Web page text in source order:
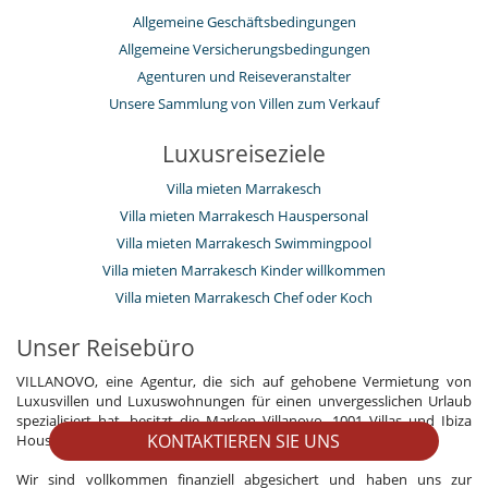
KONTAKTIEREN SIE UNS
Allgemeine Geschäftsbedingungen
Allgemeine Versicherungsbedingungen
Agenturen und Reiseveranstalter
Unsere Sammlung von Villen zum Verkauf
Luxusreiseziele
Villa mieten Marrakesch
Villa mieten Marrakesch Hauspersonal
Villa mieten Marrakesch Swimmingpool
Villa mieten Marrakesch Kinder willkommen
Villa mieten Marrakesch Chef oder Koch
Unser Reisebüro
VILLANOVO, eine Agentur, die sich auf gehobene Vermietung von
Luxusvillen und Luxuswohnungen für einen unvergesslichen Urlaub
spezialisiert hat, besitzt die Marken Villanovo, 1001 Villas und Ibiza
House Renting.
Wir sind vollkommen finanziell abgesichert und haben uns zur